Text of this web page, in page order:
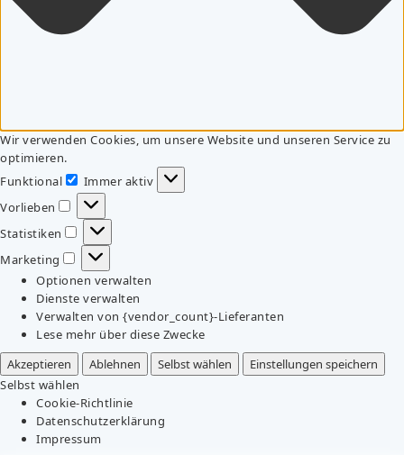
Wir verwenden Cookies, um unsere Website und unseren Service zu
optimieren.
Funktional
Funktional
Immer aktiv
Vorlieben
Vorlieben
Statistiken
Statistiken
Marketing
Marketing
Optionen verwalten
Dienste verwalten
Verwalten von {vendor_count}-Lieferanten
Lese mehr über diese Zwecke
Akzeptieren
Ablehnen Selbst wählen
Einstellungen speichern
Selbst wählen
Cookie-Richtlinie
Datenschutzerklärung
Impressum